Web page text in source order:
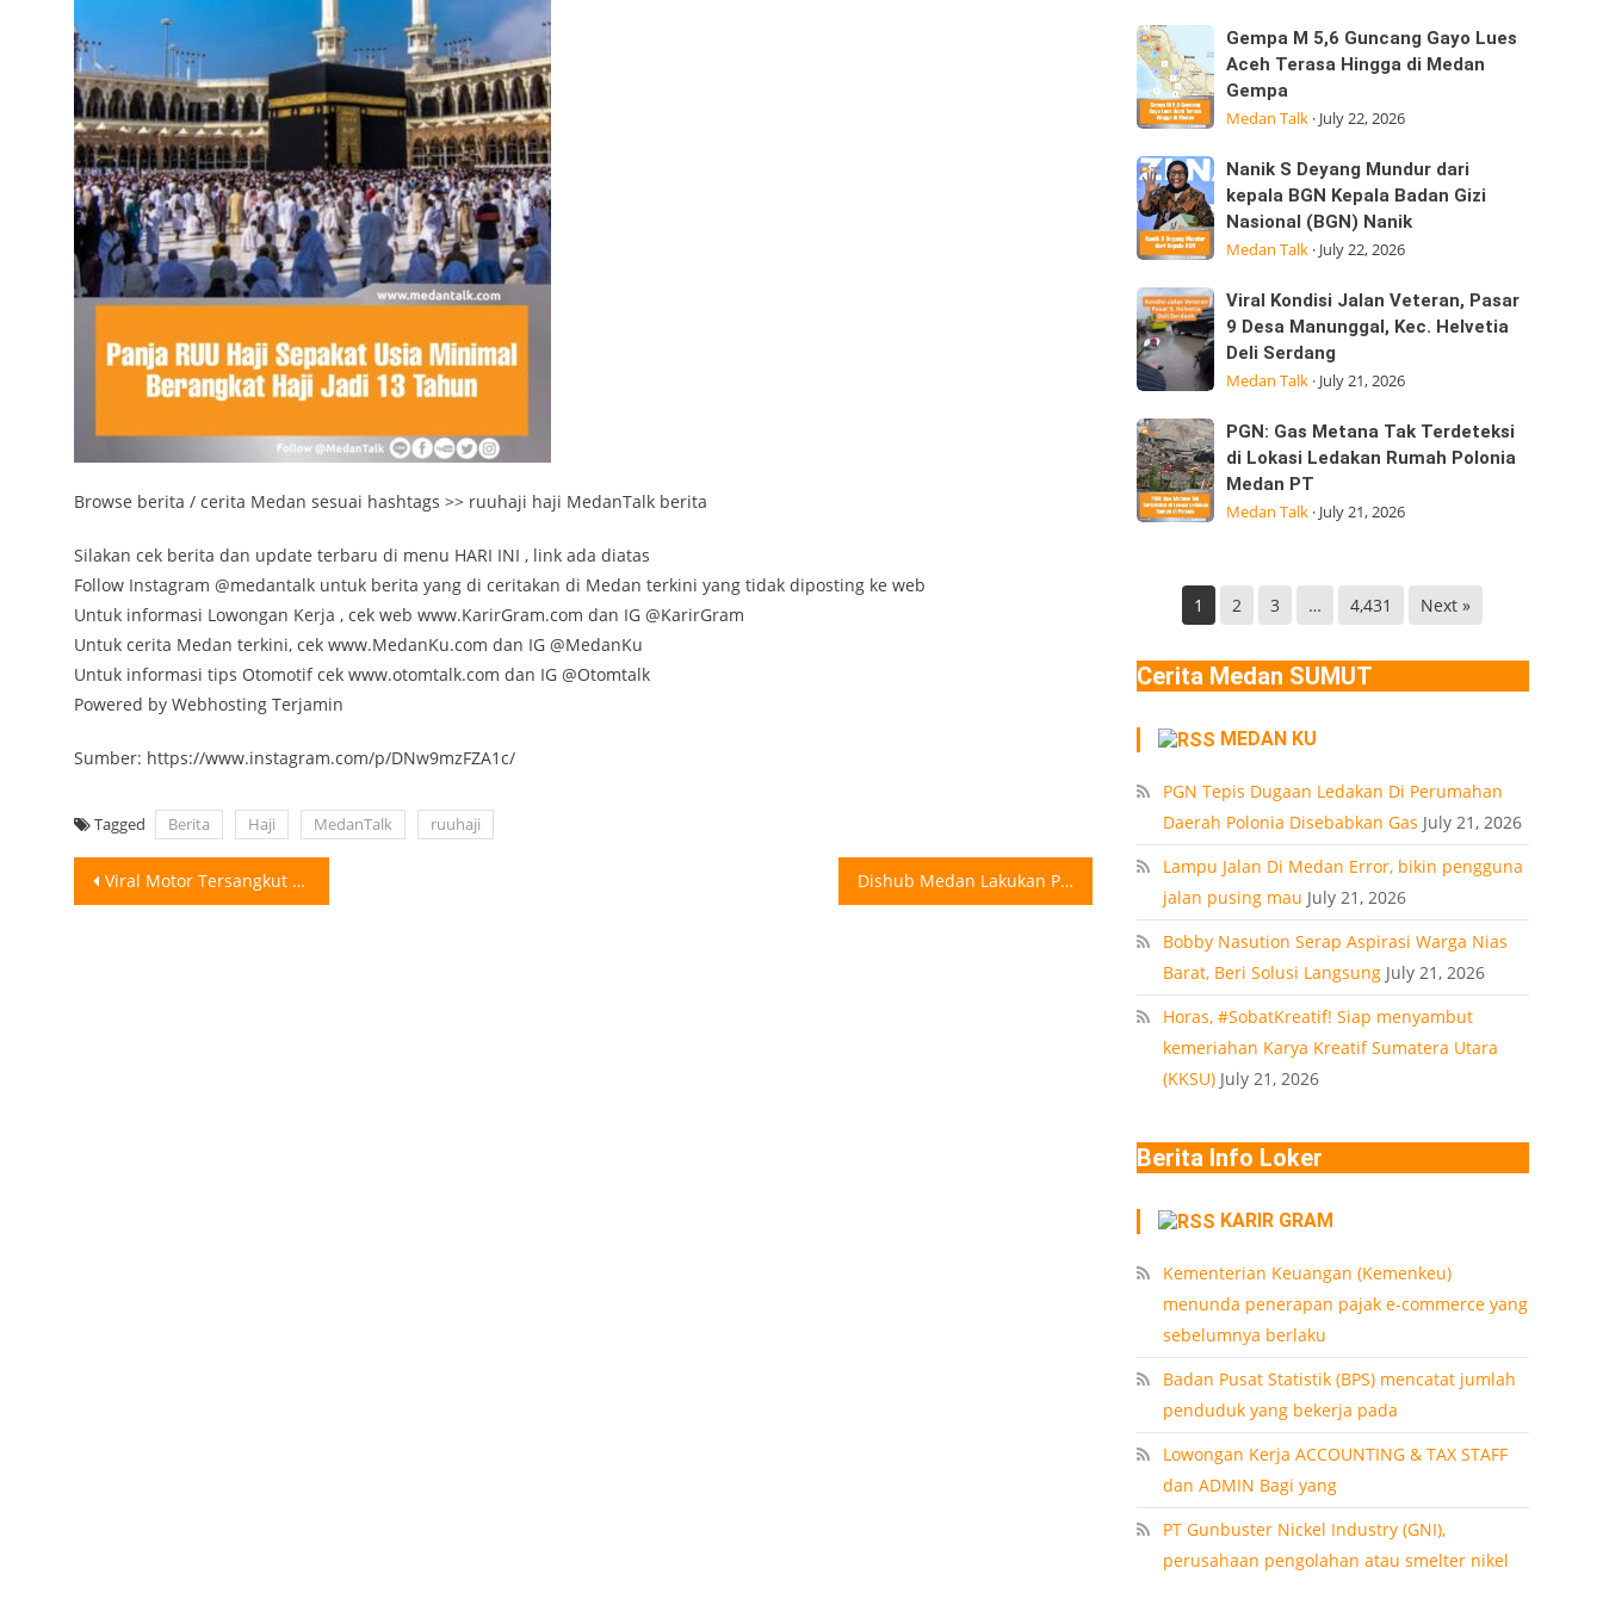
Browse berita / cerita Medan sesuai hashtags >> ruuhaji haji MedanTalk berita
Silakan cek berita dan update terbaru di menu HARI INI , link ada diatas
Follow Instagram @medantalk untuk berita yang di ceritakan di Medan terkini yang tidak diposting ke web
Untuk informasi Lowongan Kerja , cek web www.KarirGram.com dan IG @KarirGram
Untuk cerita Medan terkini, cek www.MedanKu.com dan IG @MedanKu
Untuk informasi tips Otomotif cek www.otomtalk.com dan IG @Otomtalk
Powered by Webhosting Terjamin
Sumber: https://www.instagram.com/p/DNw9mzFZA1c/
Tagged Berita Haji MedanTalk ruuhaji
Post
Viral Motor Tersangkut di Tembok Usai Dicoba Dicuri Maling Sebuah kejadian unik Dishub Medan Lakukan Pengawasan Penertiban Terkait Parkir Berlangganan Dinas Perhubungan Kota Medan
Kepedulian
Sumatera
Utara
Laksanakan
Visitasi
Strategis
di
Gempa
M
5,6
Guncang
Gayo
Lues
Aceh
Terasa
Hingga
di
Medan
Gempa
Gempa M 5,6 Guncang Gayo Lues
Aceh Terasa Hingga di Medan
Gempa
Medan Talk· July 22, 2026
Nanik
S
Deyang
Mundur
dari
kepala
BGN
Kepala
Badan
Gizi
Nasional
(BGN) Nanik
Nanik S Deyang Mundur dari
kepala BGN Kepala Badan Gizi
Nasional (BGN) Nanik
Medan Talk· July 22, 2026
Viral
Kondisi
Jalan
Veteran,
Pasar
9
Desa
Manunggal,
Kec.
Serdang
Viral Kondisi Jalan Veteran, Pasar
9 Desa Manunggal, Kec. Helvetia
Deli Serdang
Medan Talk· July 21, 2026
PGN:
Gas
Metana
Tak
Ledakan
Rumah
Polonia
PT
PGN: Gas Metana Tak Terdeteksi
di Lokasi Ledakan Rumah Polonia
Medan PT
Medan Talk· July 21, 2026
1 2 3 … 4,431 Next »
Cerita Medan SUMUT
MEDAN KU
PGN Tepis Dugaan Ledakan Di Perumahan
Daerah Polonia Disebabkan Gas July 21, 2026
Lampu Jalan Di Medan Error, bikin pengguna
jalan pusing mau July 21, 2026
Bobby Nasution Serap Aspirasi Warga Nias
Barat, Beri Solusi Langsung July 21, 2026
Horas, #SobatKreatif! Siap menyambut
kemeriahan Karya Kreatif Sumatera Utara
(KKSU) July 21, 2026
Berita Info Loker
KARIR GRAM
Kementerian Keuangan (Kemenkeu)
menunda penerapan pajak e-commerce yang
sebelumnya berlaku
Badan Pusat Statistik (BPS) mencatat jumlah
penduduk yang bekerja pada
Lowongan Kerja ACCOUNTING & TAX STAFF
dan ADMIN Bagi yang
PT Gunbuster Nickel Industry (GNI),
perusahaan pengolahan atau smelter nikel